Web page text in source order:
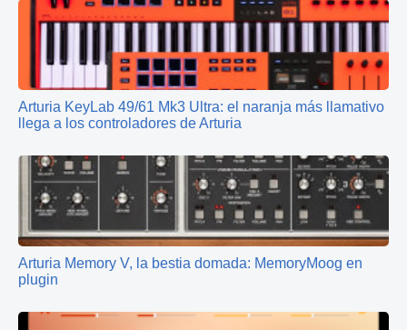
Arturia KeyLab 49/61 Mk3 Ultra: el naranja más llamativo
llega a los controladores de Arturia
Arturia Memory V, la bestia domada: MemoryMoog en
plugin